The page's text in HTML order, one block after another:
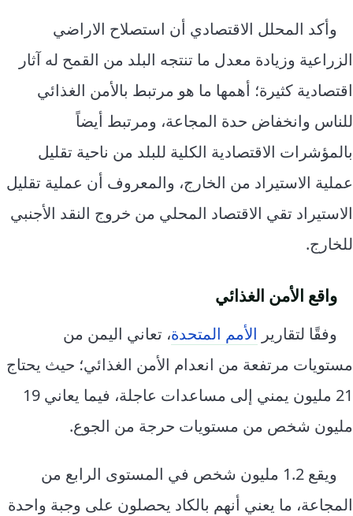
وأكد المحلل الاقتصادي أن استصلاح الاراضي
الزراعية وزيادة معدل ما تنتجه البلد من القمح له آثار
اقتصادية كثيرة؛ أهمها ما هو مرتبط بالأمن الغذائي
للناس وانخفاض حدة المجاعة، ومرتبط أيضاً
بالمؤشرات الاقتصادية الكلية للبلد من ناحية تقليل
عملية الاستيراد من الخارج، والمعروف أن عملية تقليل
الاستيراد تقي الاقتصاد المحلي من خروج النقد الأجنبي
للخارج.
واقع الأمن الغذائي
وفقًا لتقارير الأمم المتحدة، تعاني اليمن من
مستويات مرتفعة من انعدام الأمن الغذائي؛ حيث يحتاج
21 مليون يمني إلى مساعدات عاجلة، فيما يعاني 19
مليون شخص من مستويات حرجة من الجوع.
ويقع 1.2 مليون شخص في المستوى الرابع من
المجاعة، ما يعني أنهم بالكاد يحصلون على وجبة واحدة